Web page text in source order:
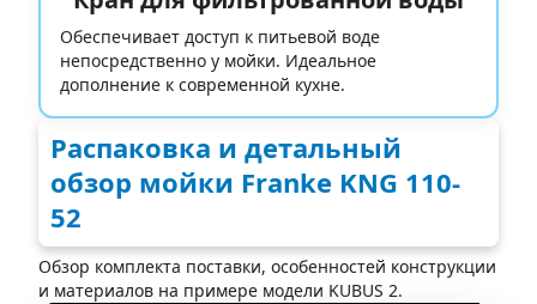
Обеспечивает доступ к питьевой воде
непосредственно у мойки. Идеальное
дополнение к современной кухне.
Распаковка и детальный
обзор мойки Franke KNG 110-
52
Обзор комплекта поставки, особенностей конструкции
и материалов на примере модели KUBUS 2.